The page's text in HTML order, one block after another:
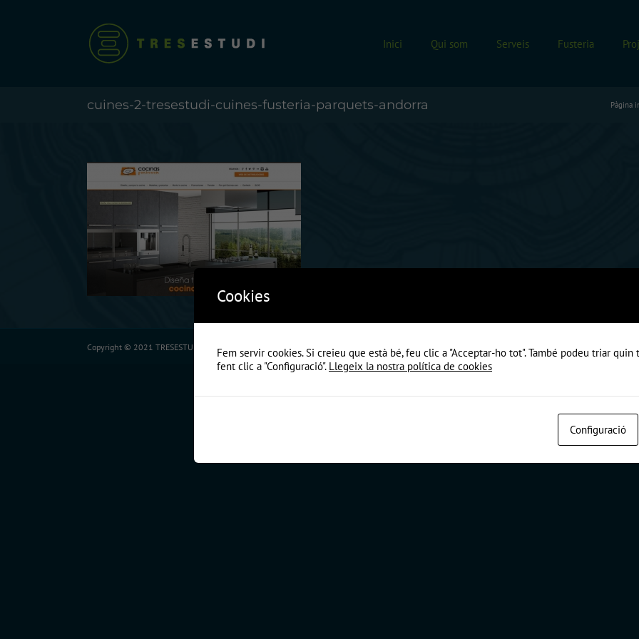
Inici Qui som Serveis Fusteria
cuines-2-tresestudi-cuines-fusteria-parquets-andorra Pàgina
Copyright © 2021 TRESESTUDI - Solucions en fusteria a Andorra | Política de cookies| Política de privacitat Avís Legal
Cookies
Fem servir cookies. Si creieu que està bé, feu clic a "Acceptar-ho tot". També podeu triar
fent clic a "Configuració". Llegeix la nostra política de cookies
Configuració